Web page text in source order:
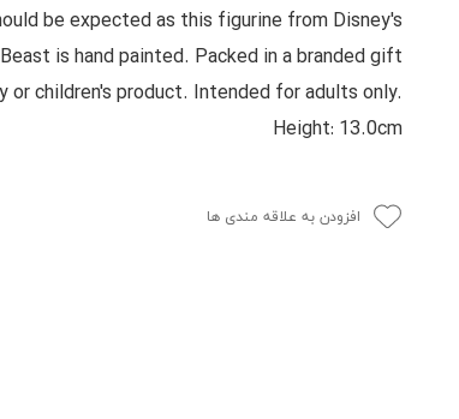
be expected as this figurine from Disney's
is hand painted. Packed in a branded gift
or children's product. Intended for adults only.
Height: 13.0cm
افزودن به علاقه مندی ها